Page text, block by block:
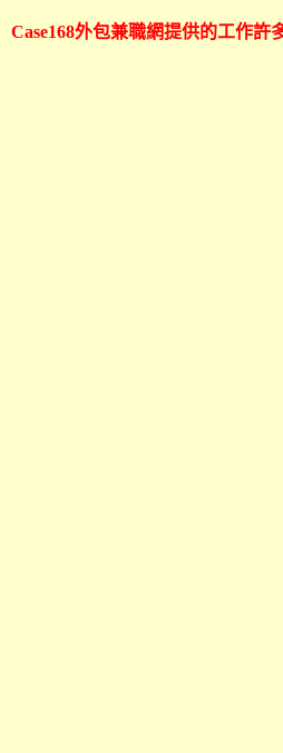
Case168外包兼職網提供的工作